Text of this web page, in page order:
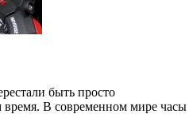
быть просто
В современном мире часы